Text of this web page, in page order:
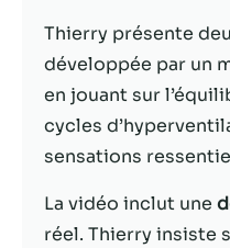
Thierry présente
développée par un
en jouant sur
cycles
sensations
La vidéo inclut une
réel. Thierry insiste